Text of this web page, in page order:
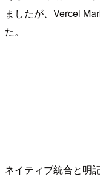
ましたが、Vercel
た。
ネイティブ統合と明